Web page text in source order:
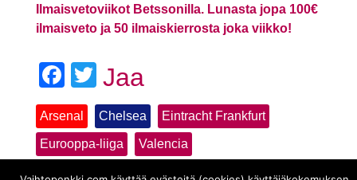
Ilmaisvetoviikot Betssonilla. Lunasta jopa 100€
ilmaisveto ja 50 ilmaiskierrosta joka viikko!
Facebook
Twitter
Jaa
Arsenal Chelsea Eintracht Frankfurt
Eurooppa-liiga Valencia